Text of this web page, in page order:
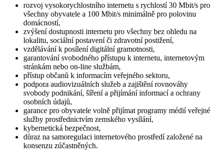
rozvoj vysokorychlostního internetu s rychlostí 30 Mbit/s pro
všechny obyvatele a 100 Mbit/s minimálně pro polovinu
domácností,
zvýšení dostupnosti internetu pro všechny bez ohledu na
lokalitu, sociální postavení či zdravotní postižení,
vzdělávání k posílení digitální gramotnosti,
garantování svobodného přístupu k internetu, internetovým
stránkám nebo on-line službám,
přístup občanů k informacím veřejného sektoru,
podpora audiovizuálních služeb a zajištění rovnováhy
svobody podnikání, šíření a přijímání informací a ochrany
osobních údajů,
garance pro obyvatele volně přijímat programy médií veřejné
služby prostřednictvím zemského vysílání,
kybernetická bezpečnost,
důraz na samoregulaci internetového prostředí založené na
konsenzu zúčastněných.